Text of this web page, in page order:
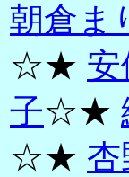
朝倉ま
☆★ 安
子☆★
☆★ 杏